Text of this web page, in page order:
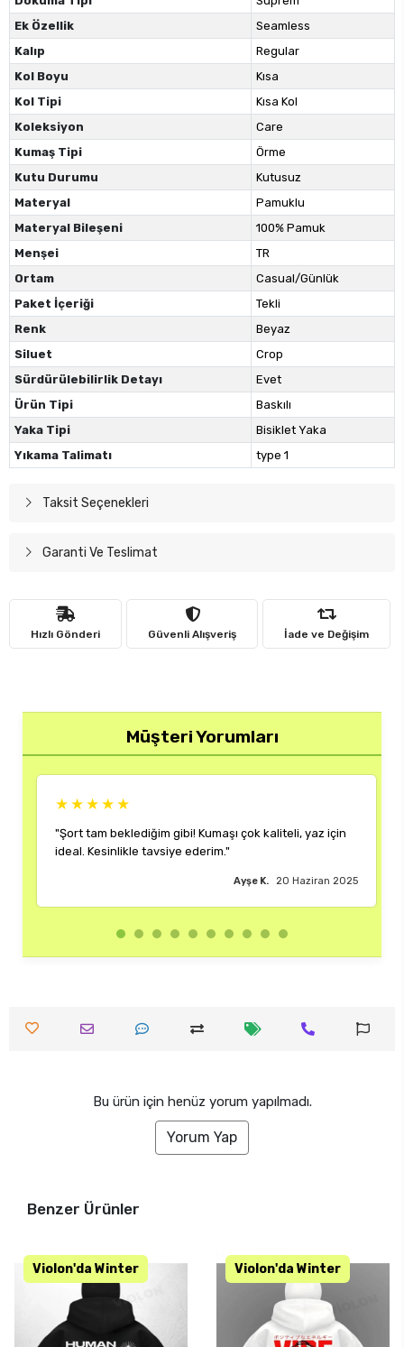
Ek Özellik
Seamless
Kalıp
Regular
Kol Boyu
Kısa
Kol Tipi
Kısa Kol
Koleksiyon
Care
Kumaş Tipi
Örme
Kutu Durumu
Kutusuz
Materyal
Pamuklu
Materyal Bileşeni
100% Pamuk
Menşei
TR
Ortam
Casual/Günlük
Paket İçeriği
Tekli
Renk
Beyaz
Siluet
Crop
Sürdürülebilirlik Detayı
Evet
Ürün Tipi
Baskılı
Yaka Tipi
Bisiklet Yaka
Yıkama Talimatı
type 1
Taksit Seçenekleri
Garanti Ve Teslimat
Hızlı Gönderi Güvenli Alışveriş İade ve Değişim
Müşteri Yorumları
Kumaşı çok kaliteli, yaz için
ederim."
"Rengi ve kalıbı harika. Her
Bu ürün için henüz yorum yapılmadı.
Yorum Yap
Benzer Ürünler